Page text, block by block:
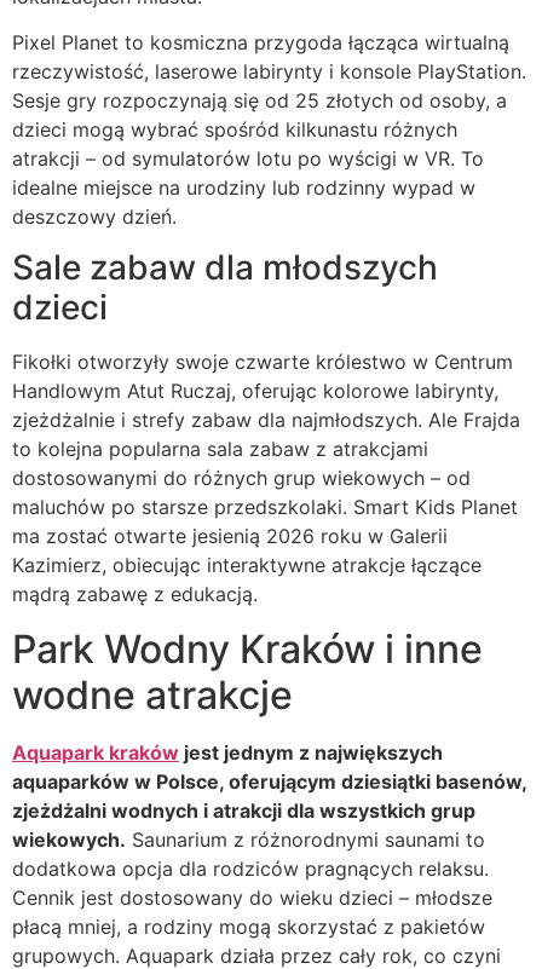
Pixel Planet to kosmiczna przygoda łącząca wirtualną
rzeczywistość, laserowe labirynty i konsole PlayStation.
Sesje gry rozpoczynają się od 25 złotych od osoby, a
dzieci mogą wybrać spośród kilkunastu różnych
atrakcji – od symulatorów lotu po wyścigi w VR. To
idealne miejsce na urodziny lub rodzinny wypad w
deszczowy dzień.
Sale zabaw dla młodszych
dzieci
Fikołki otworzyły swoje czwarte królestwo w Centrum
Handlowym Atut Ruczaj, oferując kolorowe labirynty,
zjeżdżalnie i strefy zabaw dla najmłodszych. Ale Frajda
to kolejna popularna sala zabaw z atrakcjami
dostosowanymi do różnych grup wiekowych – od
maluchów po starsze przedszkolaki. Smart Kids Planet
ma zostać otwarte jesienią 2026 roku w Galerii
Kazimierz, obiecując interaktywne atrakcje łączące
mądrą zabawę z edukacją.
Park Wodny Kraków i inne
wodne atrakcje
Aquapark kraków jest jednym z największych
aquaparków w Polsce, oferującym dziesiątki basenów,
zjeżdżalni wodnych i atrakcji dla wszystkich grup
wiekowych. Saunarium z różnorodnymi saunami to
dodatkowa opcja dla rodziców pragnących relaksu.
Cennik jest dostosowany do wieku dzieci – młodsze
płacą mniej, a rodziny mogą skorzystać z pakietów
grupowych. Aquapark działa przez cały rok, co czyni